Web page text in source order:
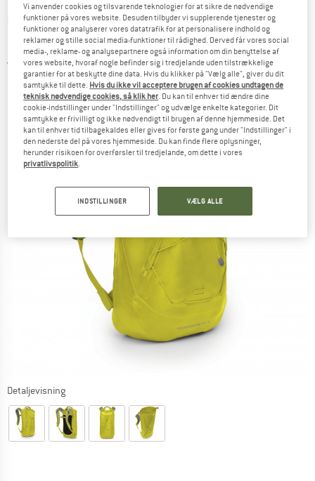
OSPREY -Transporter Roll Top WP 18 -
Daypack
5,0(1)
Detaljevisning
Vi anvender cookies og tilsvarende teknologier for at sikre de nødvendige
funktioner på vores website. Desuden tilbyder vi supplerende tjenester og
funktioner og analyserer vores datatrafik for at personalisere indhold og
reklamer og stille social media-funktioner til rådighed. Derved får vores social
media-, reklame- og analysepartnere også information om din benyttelse af
vores website, hvoraf nogle befinder sig i tredjelande uden tilstrækkelige
garantier for at beskytte dine data. Hvis du klikker på "Vælg alle", giver du dit
samtykke til dette. Hvis du ikke vil acceptere brugen af cookies undtagen de
teknisk nødvendige cookies, så klik her . Du kan til enhver tid ændre dine
cookie-indstillinger under "Indstillinger" og udvælge enkelte kategorier. Dit
samtykke er frivilligt og ikke nødvendigt til brugen af denne hjemmeside. Det
kan til enhver tid tilbagekaldes eller gives for første gang under "Indstillinger" i
den nederste del på vores hjemmeside. Du kan finde flere oplysninger,
herunder risikoen for overførsler til tredjelande, om dette i vores
privatlivspolitik
INDSTILLINGER VÆLG ALLE